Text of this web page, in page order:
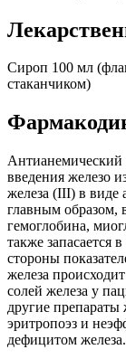
Сироп 100 мл
стаканчиком)
введения железо
железа (III) в виде
главным образом,
гемоглобина,
также запасается
стороны
железа
солей железа у
другие препараты
эритропоэз и
дефицитом железа.